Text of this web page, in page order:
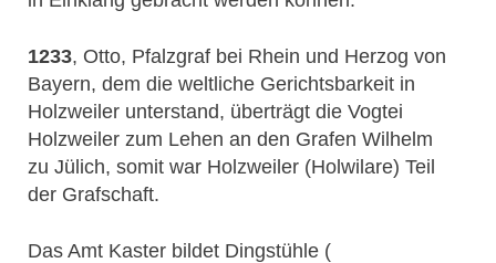
1233, Otto, Pfalzgraf bei Rhein und Herzog von
Bayern, dem die weltliche Gerichtsbarkeit in
Holzweiler unterstand, überträgt die Vogtei
Holzweiler zum Lehen an den Grafen Wilhelm
zu Jülich, somit war Holzweiler (Holwilare) Teil
der Grafschaft.
Das Amt Kaster bildet Dingstühle (